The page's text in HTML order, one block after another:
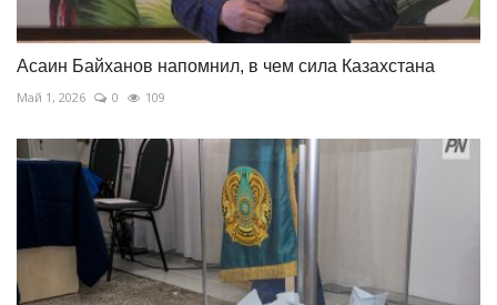
Асаин Байханов напомнил, в чем сила Казахстана
Май 1, 2026 0 109